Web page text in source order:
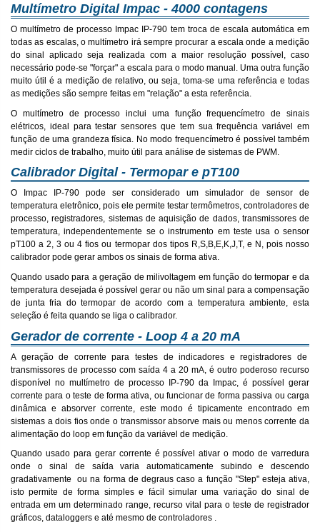
Multímetro Digital Impac - 4000 contagens
O multímetro de processo Impac IP-790 tem troca de escala automática em
todas as escalas, o multímetro irá sempre procurar a escala onde a medição
do sinal aplicado seja realizada com a maior resolução possível, caso
necessário pode-se "forçar" a escala para o modo manual. Uma outra função
muito útil é a medição de relativo, ou seja, toma-se uma referência e todas
as medições são sempre feitas em "relação" a esta referência.
O multímetro de processo inclui uma função frequencímetro de sinais
elétricos, ideal para testar sensores que tem sua frequência variável em
função de uma grandeza física. No modo frequencímetro é possível também
medir ciclos de trabalho, muito útil para análise de sistemas de PWM.
Calibrador Digital - Termopar e pT100
O Impac IP-790 pode ser considerado um simulador de sensor de
temperatura eletrônico, pois ele permite testar termômetros, controladores de
processo, registradores, sistemas de aquisição de dados, transmissores de
temperatura, independentemente se o instrumento em teste usa o sensor
pT100 a 2, 3 ou 4 fios ou termopar dos tipos R,S,B,E,K,J,T, e N, pois nosso
calibrador pode gerar ambos os sinais de forma ativa.
Quando usado para a geração de milivoltagem em função do termopar e da
temperatura desejada é possível gerar ou não um sinal para a compensação
de junta fria do termopar de acordo com a temperatura ambiente, esta
seleção é feita quando se liga o calibrador.
Gerador de corrente - Loop 4 a 20 mA
A geração de corrente para testes de indicadores e registradores de
transmissores de processo com saída 4 a 20 mA, é outro poderoso recurso
disponível no multímetro de processo IP-790 da Impac, é possível gerar
corrente para o teste de forma ativa, ou funcionar de forma passiva ou carga
dinâmica e absorver corrente, este modo é tipicamente encontrado em
sistemas a dois fios onde o transmissor absorve mais ou menos corrente da
alimentação do loop em função da variável de medição.
Quando usado para gerar corrente é possível ativar o modo de varredura
onde o sinal de saída varia automaticamente subindo e descendo
gradativamente ou na forma de degraus caso a função "Step" esteja ativa,
isto permite de forma simples e fácil simular uma variação do sinal de
entrada em um determinado range, recurso vital para o teste de registrador
gráficos, dataloggers e até mesmo de controladores .